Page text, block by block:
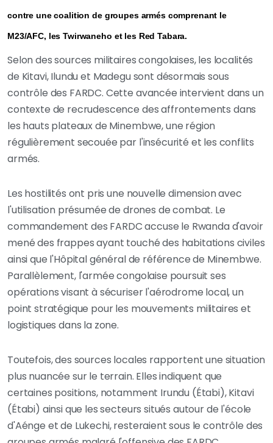
contre une coalition de groupes armés comprenant le
M23/AFC, les Twirwaneho et les Red Tabara.
Selon des sources militaires congolaises, les localités
de Kitavi, Ilundu et Madegu sont désormais sous
contrôle des FARDC. Cette avancée intervient dans un
contexte de recrudescence des affrontements dans
les hauts plateaux de Minembwe, une région
régulièrement secouée par l'insécurité et les conflits
armés.
Les hostilités ont pris une nouvelle dimension avec
l'utilisation présumée de drones de combat. Le
commandement des FARDC accuse le Rwanda d'avoir
mené des frappes ayant touché des habitations civiles
ainsi que l'Hôpital général de référence de Minembwe.
Parallèlement, l'armée congolaise poursuit ses
opérations visant à sécuriser l'aérodrome local, un
point stratégique pour les mouvements militaires et
logistiques dans la zone.
Toutefois, des sources locales rapportent une situation
plus nuancée sur le terrain. Elles indiquent que
certaines positions, notamment Irundu (Étabi), Kitavi
(Étabi) ainsi que les secteurs situés autour de l'école
d'Aénge et de Lukechi, resteraient sous le contrôle des